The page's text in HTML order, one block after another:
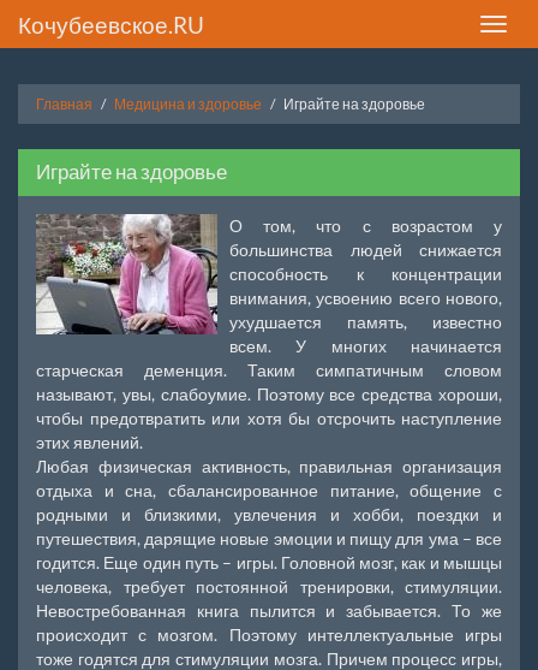
Toggle
Кочубеевское.RU
Главная Медицина и здоровье Играйте на здоровье
Играйте на здоровье
О том, что с возрастом у
большинства людей снижается
способность к концентрации
внимания, усвоению всего нового,
ухудшается память, известно
всем. У многих начинается
старческая деменция. Таким симпатичным словом
называют, увы, слабоумие. Поэтому все средства хороши,
чтобы предотвратить или хотя бы отсрочить наступление
этих явлений.
Любая физическая активность, правильная организация
отдыха и сна, сбалансированное питание, общение с
родными и близкими, увлечения и хобби, поездки и
путешествия, дарящие новые эмоции и пищу для ума – все
годится. Еще один путь – игры. Головной мозг, как и мышцы
человека, требует постоянной тренировки, стимуляции.
Невостребованная книга пылится и забывается. То же
происходит с мозгом. Поэтому интеллектуальные игры
тоже годятся для стимуляции мозга. Причем процесс игры,